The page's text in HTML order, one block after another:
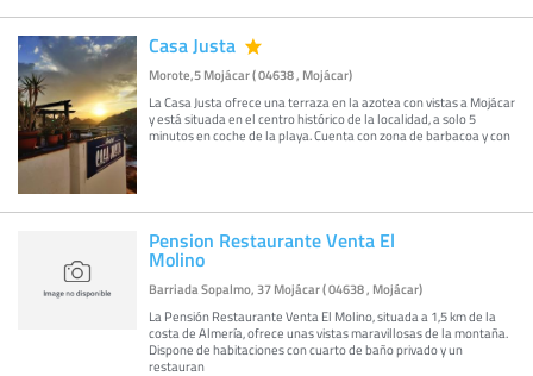
Casa Justa
Morote,5 Mojácar ( 04638 , Mojácar)
La Casa Justa ofrece una terraza en la azotea con vistas a Mojácar
y está situada en el centro histórico de la localidad, a solo 5
minutos en coche de la playa. Cuenta con zona de barbacoa y con
Pension Restaurante Venta El
Molino
Barriada Sopalmo, 37 Mojácar ( 04638 , Mojácar)
La Pensión Restaurante Venta El Molino, situada a 1,5 km de la
costa de Almería, ofrece unas vistas maravillosas de la montaña.
Dispone de habitaciones con cuarto de baño privado y un
restauran